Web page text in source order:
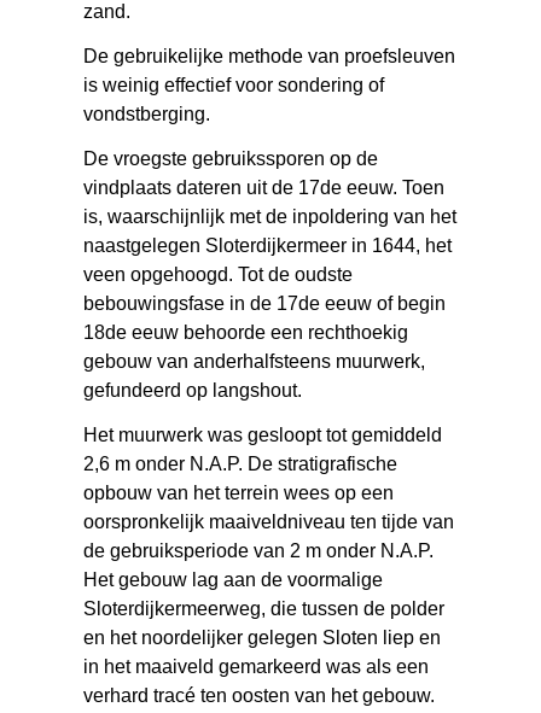
zand.
De gebruikelijke methode van proefsleuven
is weinig effectief voor sondering of
vondstberging.
De vroegste gebruikssporen op de
vindplaats dateren uit de 17de eeuw. Toen
is, waarschijnlijk met de inpoldering van het
naastgelegen Sloterdijkermeer in 1644, het
veen opgehoogd. Tot de oudste
bebouwingsfase in de 17de eeuw of begin
18de eeuw behoorde een rechthoekig
gebouw van anderhalfsteens muurwerk,
gefundeerd op langshout.
Het muurwerk was gesloopt tot gemiddeld
2,6 m onder N.A.P. De stratigrafische
opbouw van het terrein wees op een
oorspronkelijk maaiveldniveau ten tijde van
de gebruiksperiode van 2 m onder N.A.P.
Het gebouw lag aan de voormalige
Sloterdijkermeerweg, die tussen de polder
en het noordelijker gelegen Sloten liep en
in het maaiveld gemarkeerd was als een
verhard tracé ten oosten van het gebouw.